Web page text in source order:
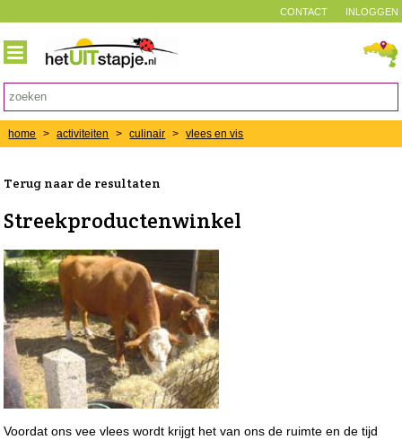
INLOGGEN
CONTACT
home > activiteiten > culinair > vlees en vis
Terug naar de resultaten
Streekproductenwinkel
Voordat ons vee vlees wordt krijgt het van ons de ruimte en de tijd